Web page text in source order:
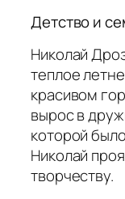
Детство и
Николай
теплое
красивом
вырос в
которой
Николай
творчеству.